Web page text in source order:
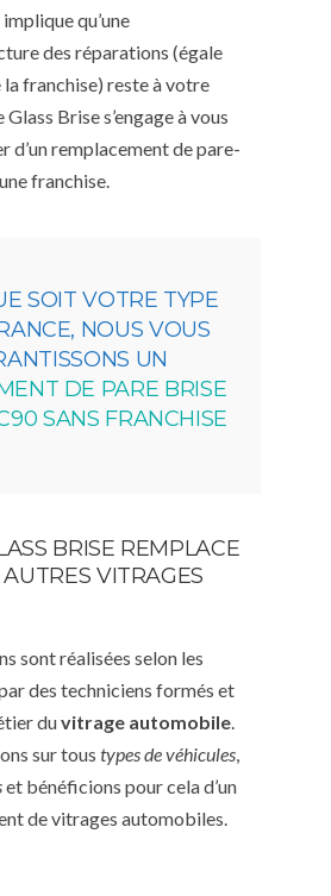
qu’une
des réparations (égale
franchise) reste à votre
Brise s’engage à vous
d’un remplacement de pare-
franchise.
SOIT VOTRE TYPE
NOUS VOUS
UN
DE PARE BRISE
SANS FRANCHISE
BRISE REMPLACE
VITRAGES
sont réalisées selon les
des techniciens formés et
duvitrage automobile
sur tous types de véhicules
et bénéficions pour cela d’un
de vitrages automobiles.